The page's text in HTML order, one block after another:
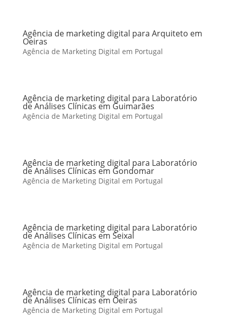
Agência de marketing digital para Arquiteto em
Oeiras
Agência de Marketing Digital em Portugal
Agência de marketing digital para Laboratório
de Análises Clínicas em Guimarães
Agência de Marketing Digital em Portugal
Agência de marketing digital para Laboratório
de Análises Clínicas em Gondomar
Agência de Marketing Digital em Portugal
Agência de marketing digital para Laboratório
de Análises Clínicas em Seixal
Agência de Marketing Digital em Portugal
Agência de marketing digital para Laboratório
de Análises Clínicas em Oeiras
Agência de Marketing Digital em Portugal